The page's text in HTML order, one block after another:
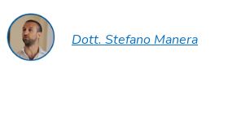
Dott. Stefano Manera